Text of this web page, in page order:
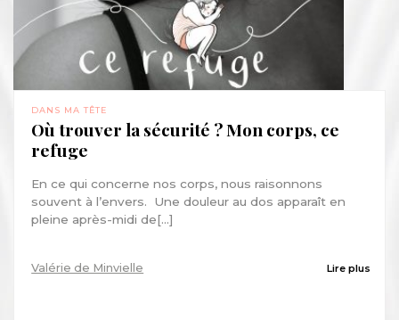
DANS MA TÊTE
Où trouver la sécurité ? Mon corps, ce
refuge
En ce qui concerne nos corps, nous raisonnons
souvent à l’envers. Une douleur au dos apparaît en
pleine après-midi de[...]
Valérie de Minvielle Lire plus